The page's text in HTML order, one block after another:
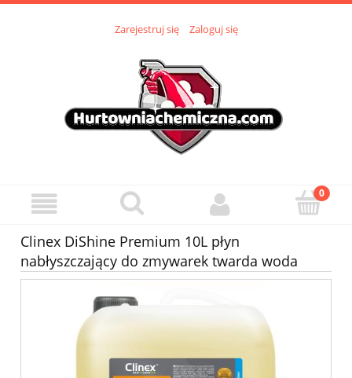
Zarejestruj się Zaloguj się
Clinex DiShine Premium 10L płyn
nabłyszczający do zmywarek twarda woda